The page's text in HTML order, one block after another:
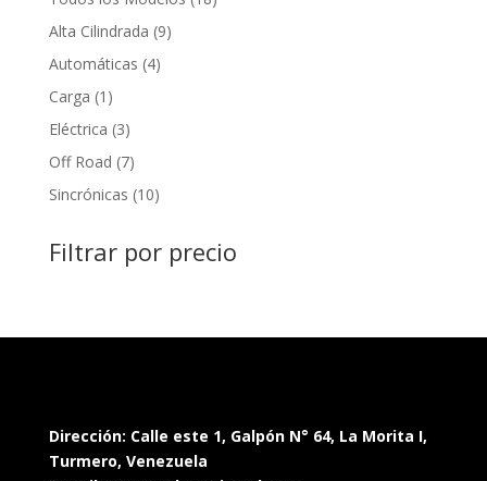
Alta Cilindrada 99
Automáticas 44
Carga 1 1
product
Eléctrica 33
products
Off Road 77
products
Sincrónicas 1010
Filtrar por precio
Dirección: Calle este 1, Galpón N° 64, La Morita I,
Turmero, Venezuela